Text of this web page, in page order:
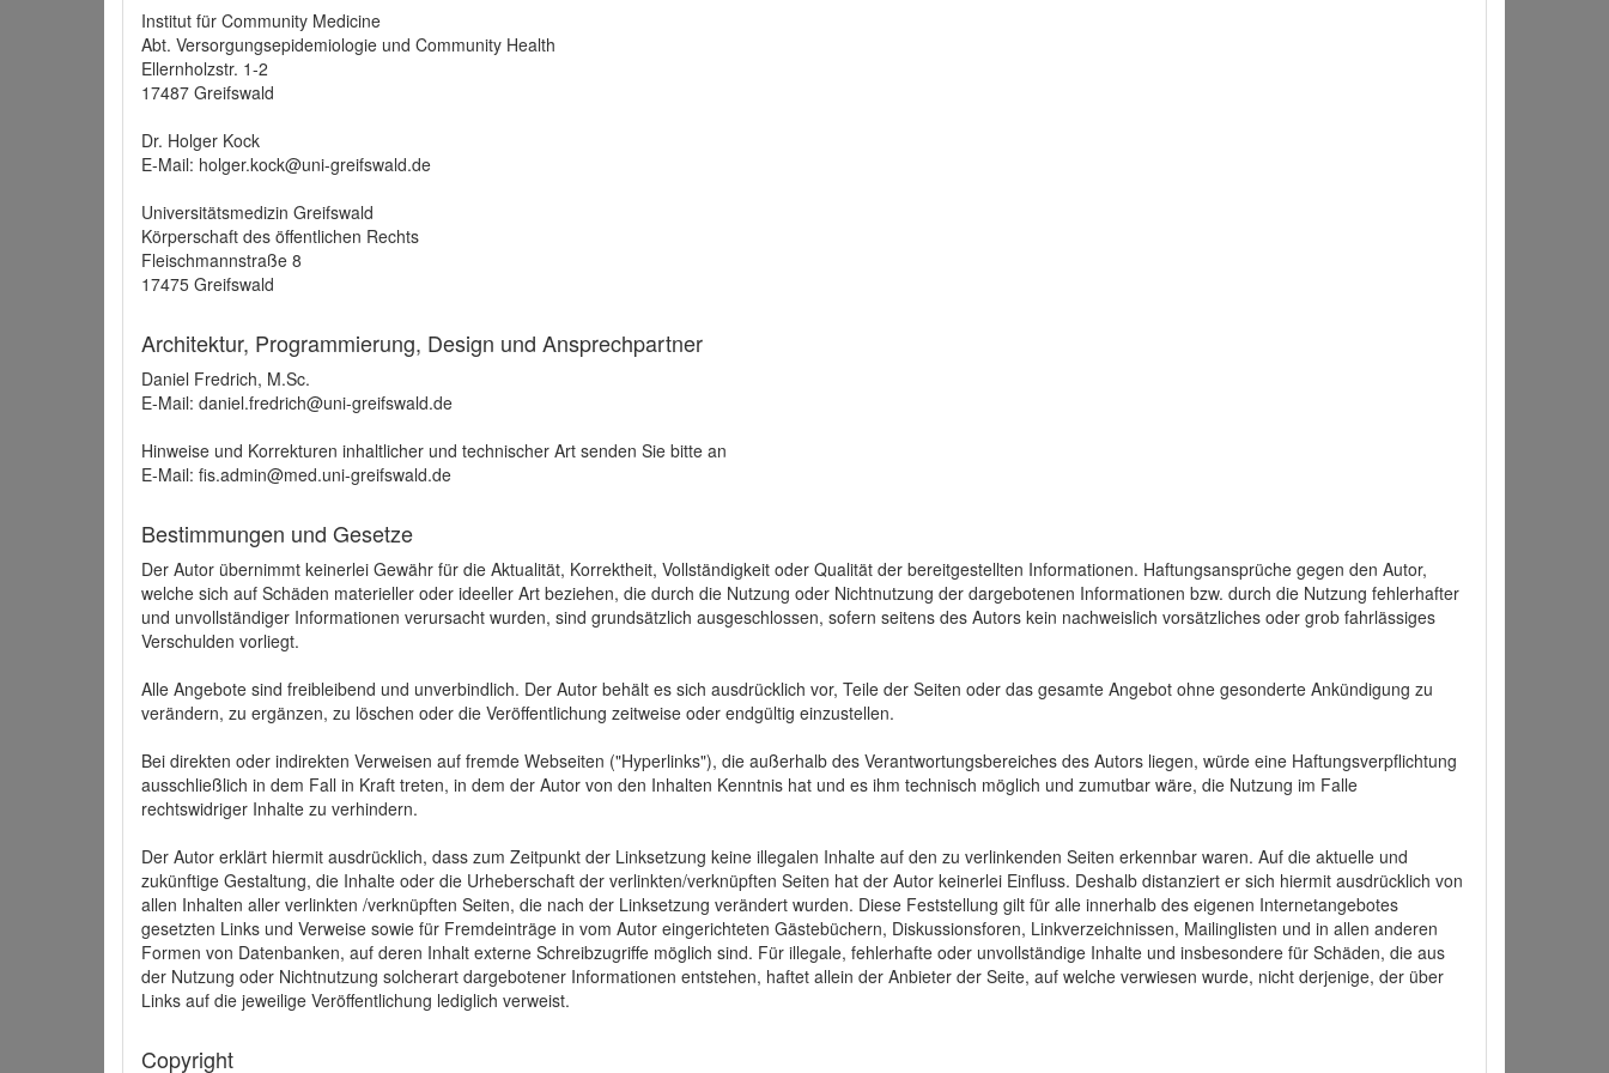
Institut für Community Medicine
Abt. Versorgungsepidemiologie und Community Health
Ellernholzstr. 1-2
17487 Greifswald
Dr. Holger Kock
E-Mail: holger.kock@uni-greifswald.de
Universitätsmedizin Greifswald
Körperschaft des öffentlichen Rechts
Fleischmannstraße 8
17475 Greifswald
Architektur, Programmierung, Design und Ansprechpartner
Daniel Fredrich, M.Sc.
E-Mail: daniel.fredrich@uni-greifswald.de
Hinweise und Korrekturen inhaltlicher und technischer Art senden Sie bitte an
E-Mail: fis.admin@med.uni-greifswald.de
Bestimmungen und Gesetze
Der Autor übernimmt keinerlei Gewähr für die Aktualität, Korrektheit, Vollständigkeit oder Qualität der bereitgestellten Informationen. Haftungsansprüche gegen den Autor,
welche sich auf Schäden materieller oder ideeller Art beziehen, die durch die Nutzung oder Nichtnutzung der dargebotenen Informationen bzw. durch die Nutzung fehlerhafter
und unvollständiger Informationen verursacht wurden, sind grundsätzlich ausgeschlossen, sofern seitens des Autors kein nachweislich vorsätzliches oder grob fahrlässiges
Verschulden vorliegt.
Alle Angebote sind freibleibend und unverbindlich. Der Autor behält es sich ausdrücklich vor, Teile der Seiten oder das gesamte Angebot ohne gesonderte Ankündigung zu
verändern, zu ergänzen, zu löschen oder die Veröffentlichung zeitweise oder endgültig einzustellen.
Bei direkten oder indirekten Verweisen auf fremde Webseiten ("Hyperlinks"), die außerhalb des Verantwortungsbereiches des Autors liegen, würde eine Haftungsverpflichtung
ausschließlich in dem Fall in Kraft treten, in dem der Autor von den Inhalten Kenntnis hat und es ihm technisch möglich und zumutbar wäre, die Nutzung im Falle
rechtswidriger Inhalte zu verhindern.
Der Autor erklärt hiermit ausdrücklich, dass zum Zeitpunkt der Linksetzung keine illegalen Inhalte auf den zu verlinkenden Seiten erkennbar waren. Auf die aktuelle und
zukünftige Gestaltung, die Inhalte oder die Urheberschaft der verlinkten/verknüpften Seiten hat der Autor keinerlei Einfluss. Deshalb distanziert er sich hiermit ausdrücklich von
allen Inhalten aller verlinkten /verknüpften Seiten, die nach der Linksetzung verändert wurden. Diese Feststellung gilt für alle innerhalb des eigenen Internetangebotes
gesetzten Links und Verweise sowie für Fremdeinträge in vom Autor eingerichteten Gästebüchern, Diskussionsforen, Linkverzeichnissen, Mailinglisten und in allen anderen
Formen von Datenbanken, auf deren Inhalt externe Schreibzugriffe möglich sind. Für illegale, fehlerhafte oder unvollständige Inhalte und insbesondere für Schäden, die aus
der Nutzung oder Nichtnutzung solcherart dargebotener Informationen entstehen, haftet allein der Anbieter der Seite, auf welche verwiesen wurde, nicht derjenige, der über
Links auf die jeweilige Veröffentlichung lediglich verweist.
Copyright